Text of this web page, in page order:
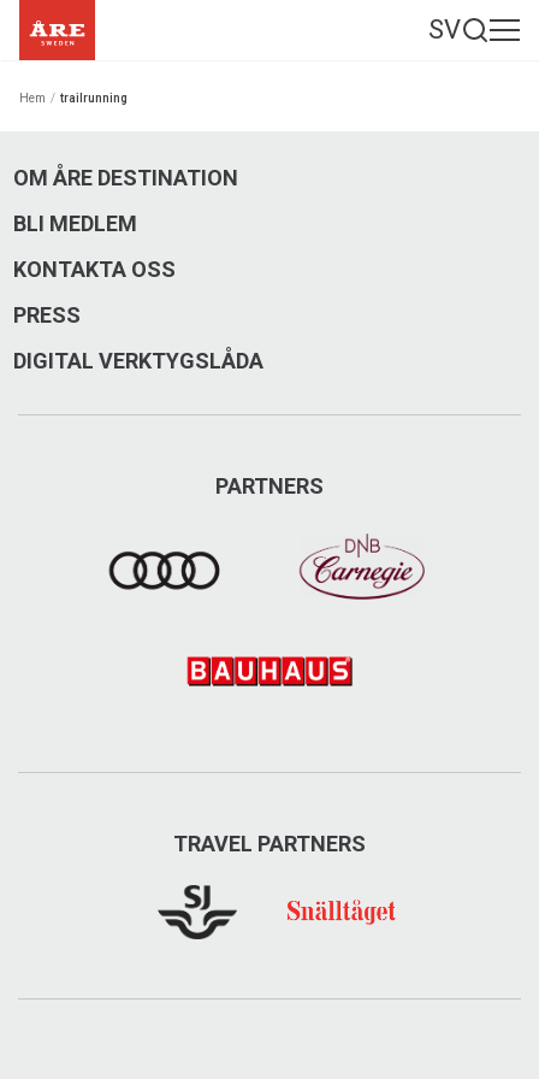
SV
Hem / trailrunning
OM ÅRE DESTINATION
BLI MEDLEM
KONTAKTA OSS
PRESS
DIGITAL VERKTYGSLÅDA
PARTNERS
TRAVEL PARTNERS